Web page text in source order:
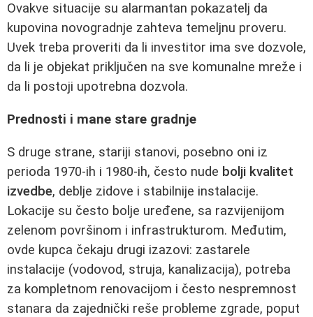
Ovakve situacije su alarmantan pokazatelj da
kupovina novogradnje zahteva temeljnu proveru.
Uvek treba proveriti da li investitor ima sve dozvole,
da li je objekat priključen na sve komunalne mreže i
da li postoji upotrebna dozvola.
Prednosti i mane stare gradnje
S druge strane, stariji stanovi, posebno oni iz
perioda 1970-ih i 1980-ih, često nude bolji kvalitet
izvedbe, deblje zidove i stabilnije instalacije.
Lokacije su često bolje uređene, sa razvijenijom
zelenom površinom i infrastrukturom. Međutim,
ovde kupca čekaju drugi izazovi: zastarele
instalacije (vodovod, struja, kanalizacija), potreba
za kompletnom renovacijom i često nespremnost
stanara da zajednički reše probleme zgrade, poput